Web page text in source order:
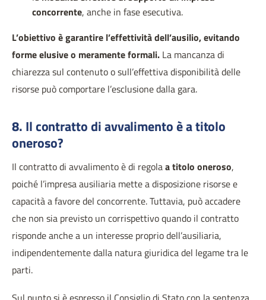
concorrente, anche in fase esecutiva.
L’obiettivo è garantire l’effettività dell’ausilio, evitando
forme elusive o meramente formali. La mancanza di
chiarezza sul contenuto o sull’effettiva disponibilità delle
risorse può comportare l’esclusione dalla gara.
8. Il contratto di avvalimento è a titolo
oneroso?
Il contratto di avvalimento è di regolaa titolo oneroso,
poiché l’impresa ausiliaria mette a disposizione risorse e
capacità a favore del concorrente. Tuttavia, può accadere
che non sia previsto un corrispettivo quando il contratto
risponde anche a un interesse proprio dell’ausiliaria,
indipendentemente dalla natura giuridica del legame tra le
parti.